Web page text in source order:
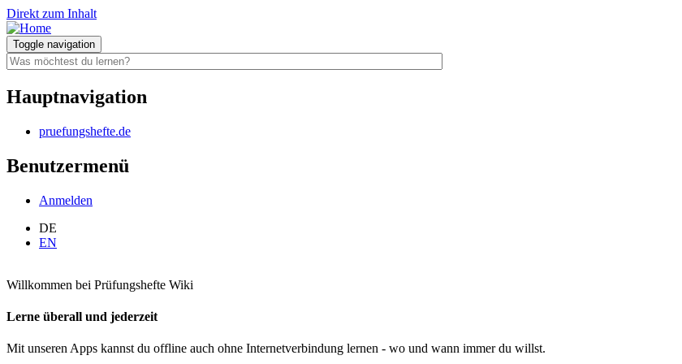
Direkt zum Inhalt
Toggle navigation
Hauptnavigation
pruefungshefte.de
Benutzermenü
Anmelden
DE
EN
Willkommen bei Prüfungshefte Wiki
Lerne überall und jederzeit
Mit unseren Apps kannst du offline auch ohne Internetverbindung lernen - wo und wann immer du willst.